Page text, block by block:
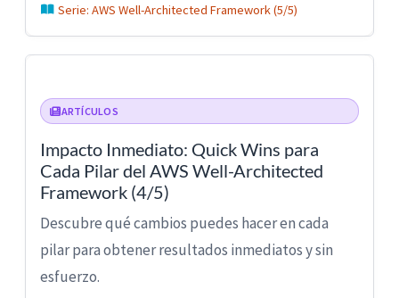
Serie: AWS Well-Architected Framework (5/5)
ARTÍCULOS
Impacto Inmediato: Quick Wins para
Cada Pilar del AWS Well-Architected
Framework (4/5)
Descubre qué cambios puedes hacer en cada
pilar para obtener resultados inmediatos y sin
esfuerzo.